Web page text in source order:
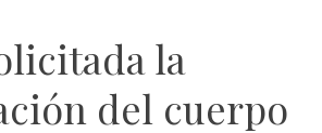
la
del cuerpo